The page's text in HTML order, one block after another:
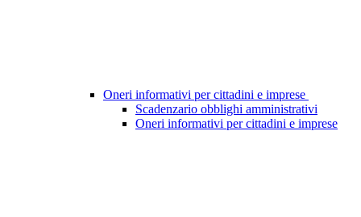
Oneri informativi per cittadini e imprese
Scadenzario obblighi amministrativi
Oneri informativi per cittadini e imprese